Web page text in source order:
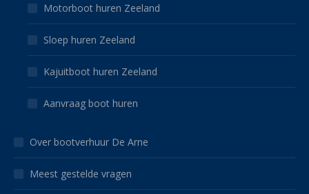
Motorboot huren Zeeland
Sloep huren Zeeland
Kajuitboot huren Zeeland
Aanvraag boot huren
Over bootverhuur De Arne
Meest gestelde vragen